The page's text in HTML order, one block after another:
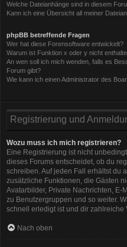
Welche Dateianhänge sind in diesem
Kann ich eine Übersicht all meiner
phpBB betreffende Fragen
Wer hat diese Forensoftware entwickelt?
Warum ist Funktion x oder y nicht
An wen soll ich mich wenden, falls es
Forum gibt?
Wie kann ich einen Administrator des
Registrierung und
Wozu muss ich mich registrieren?
Eine Registrierung ist nicht
dieses Forums entscheidet, ob du
schreiben. Auf jeden Fall erhältst du
zusätzliche Funktionen, die Gästen
Avatarbilder, Private Nachrichten, E-
zu Benutzergruppen und so weiter.
schnell erledigt ist und dir zahlreiche
Nach oben